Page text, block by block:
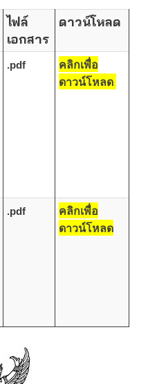
ไฟล์
เอกสาร
ดาวน์โหลด
.pdf
คลิกเพื่อ
ดาวน์โหลด
.pdf
คลิกเพื่อ
ดาวน์โหลด